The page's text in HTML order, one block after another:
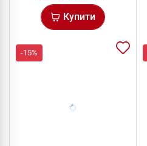
Купити
-15%